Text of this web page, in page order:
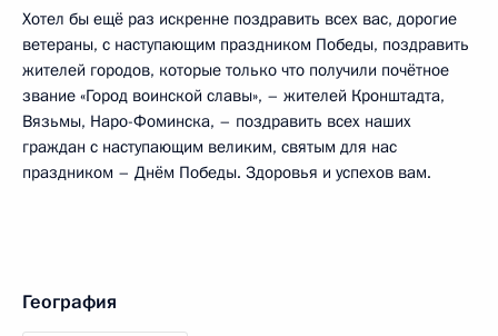
Хотел бы ещё раз искренне поздравить всех вас, дорогие
ветераны, с наступающим праздником Победы, поздравить
жителей городов, которые только что получили почётное
звание «Город воинской славы», – жителей Кронштадта,
Вязьмы, Наро-Фоминска, – поздравить всех наших
граждан с наступающим великим, святым для нас
праздником – Днём Победы. Здоровья и успехов вам.
География